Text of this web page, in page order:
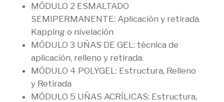
MÓDULO 2 ESMALTADO
SEMIPERMANENTE: Aplicación y retirada.
Kapping o nivelación
MÓDULO 3 UÑAS DE GEL: técnica de
aplicación, relleno y retirada.
MÓDULO 4 POLYGEL: Estructura, Relleno
y Retirada
MÓDULO 5 UÑAS ACRÍLICAS: Estructura,